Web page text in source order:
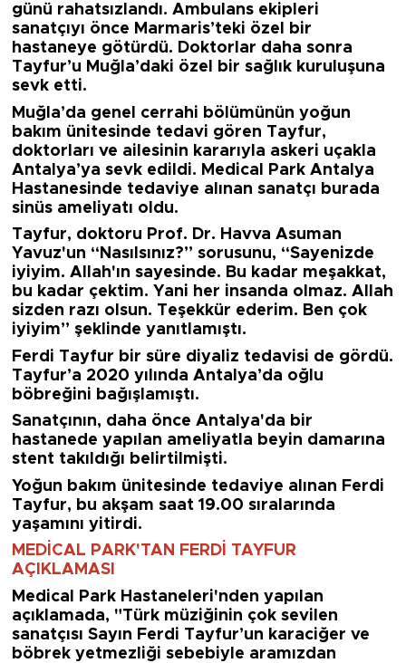
günü rahatsızlandı. Ambulans ekipleri
sanatçıyı önce Marmaris’teki özel bir
hastaneye götürdü. Doktorlar daha sonra
Tayfur’u Muğla’daki özel bir sağlık kuruluşuna
sevk etti.
Muğla’da genel cerrahi bölümünün yoğun
bakım ünitesinde tedavi gören Tayfur,
doktorları ve ailesinin kararıyla askeri uçakla
Antalya’ya sevk edildi. Medical Park Antalya
Hastanesinde tedaviye alınan sanatçı burada
sinüs ameliyatı oldu.
Tayfur, doktoru Prof. Dr. Havva Asuman
Yavuz'un “Nasılsınız?” sorusunu, “Sayenizde
iyiyim. Allah'ın sayesinde. Bu kadar meşakkat,
bu kadar çektim. Yani her insanda olmaz. Allah
sizden razı olsun. Teşekkür ederim. Ben çok
iyiyim” şeklinde yanıtlamıştı.
Ferdi Tayfur bir süre diyaliz tedavisi de gördü.
Tayfur’a 2020 yılında Antalya’da oğlu
böbreğini bağışlamıştı.
Sanatçının, daha önce Antalya'da bir
hastanede yapılan ameliyatla beyin damarına
stent takıldığı belirtilmişti.
Yoğun bakım ünitesinde tedaviye alınan Ferdi
Tayfur, bu akşam saat 19.00 sıralarında
yaşamını yitirdi.
MEDİCAL PARK'TAN FERDİ TAYFUR
AÇIKLAMASI
Medical Park Hastaneleri'nden yapılan
açıklamada, "Türk müziğinin çok sevilen
sanatçısı Sayın Ferdi Tayfur’un karaciğer ve
böbrek yetmezliği sebebiyle aramızdan